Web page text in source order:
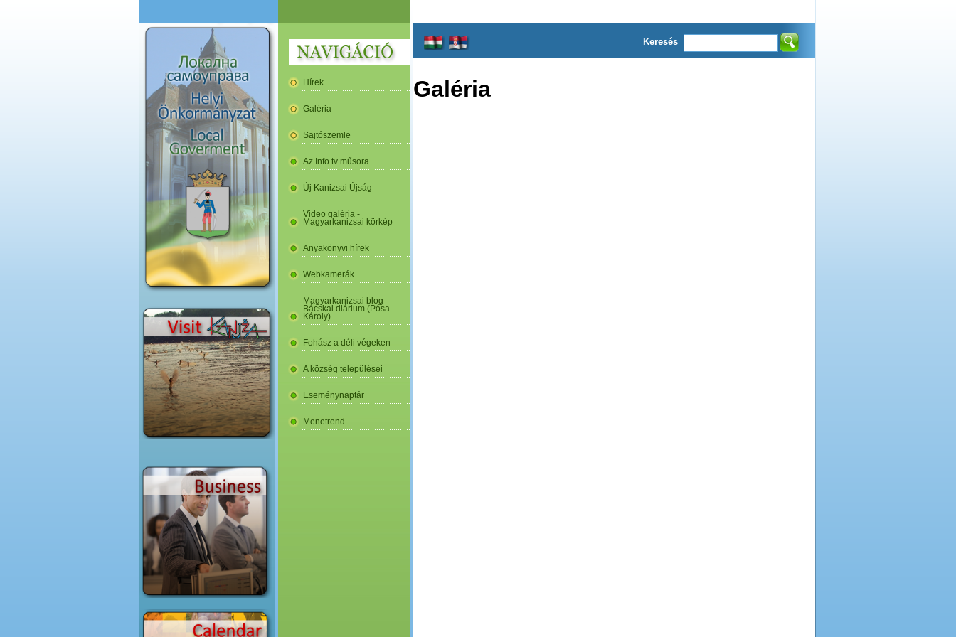
Hírek
Galéria
Sajtószemle
Az Info tv műsora
Új Kanizsai Újság
Video galéria -
Magyarkanizsai körkép
Anyakönyvi hírek
Webkamerák
Magyarkanizsai blog -
Bácskai diárium (Pósa
Károly)
Fohász a déli végeken
A község települései
Eseménynaptár
Menetrend
Keresés
Galéria